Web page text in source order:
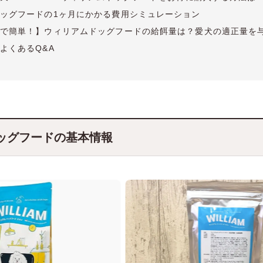
グフードの1ヶ月にかかる費用シミュレーション
簡単！】ウィリアムドッグフードの給餌量は？愛犬の適正量を
くあるQ&A
グフードの基本情報